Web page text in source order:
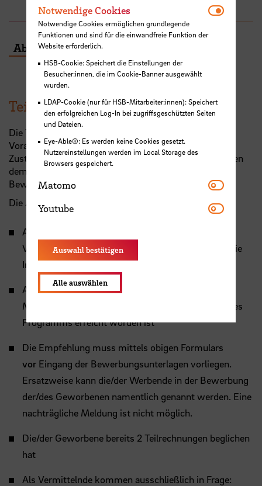
Absenden
Teilnahmebedingungen
Die Teilnehmenden müssen über 18 Jahre alt sein.
Voraussetzung für die Zahlung von 500 Euro ist das
Zustandekommen eines wirksamen Vertrages zwischen
dem
der Hochschule Bremen und der/dem
Bewerber:in.
Die Auszahlung erfolgt, wenn
Auf Seiten der/des Studierenden die persönlichen
Voraussetzungen für die Zulassung vorliegen und die
Immatrikulation erfolgt ist
Auf Seiten der Hochschule die
Mindestteilnehmendenzahl für die Durchführung des
Programms erreicht worden ist
Die Empfehlung muss mittels obigen Formulars
vor Eingang der Bewerbungsunterlagen vorliegen.
Ersatzweise kann die/der Werbende in der Bewerbung
der/des Geworbenen namentlich genannt werden. Eine
nachträgliche Meldung ist nicht möglich.
Die/der Geworbene bereits 2 Teilrechnungen beglichen
hat
Als Vermittelnde kommen ausschließlich in Frage:
Notwendige Cookies
Notwendige Cookies ermöglichen grundlegende
Funktionen und sind für die einwandfreie Funktion der
Website erforderlich.
HSB-Cookie: Speichert die Einstellungen der
Besucher:innen, die im Cookie-Banner ausgewählt
wurden.
LDAP-Cookie (nur für HSB-Mitarbeiter:innen): Speichert
den erfolgreichen Log-In bei zugriffsgeschützten Seiten
und Dateien.
Eye-Able®: Es werden keine Cookies gesetzt.
Nutzereinstellungen werden im Local Storage des
Browsers gespeichert.
Matomo Matomo
Youtube Youtube
Auswahl bestätigen
Alle auswählen